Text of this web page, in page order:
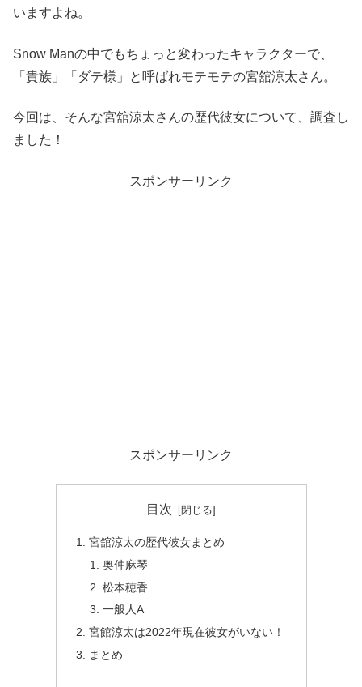
いますよね。
Snow Manの中でもちょっと変わったキャラクターで、
「貴族」「ダテ様」と呼ばれモテモテの宮舘涼太さん。
今回は、そんな宮舘涼太さんの歴代彼女について、調査し
ました！
スポンサーリンク
スポンサーリンク
目次
宮舘涼太の歴代彼女まとめ
奥仲麻琴
松本穂香
一般人A
宮館涼太は2022年現在彼女がいない！
まとめ